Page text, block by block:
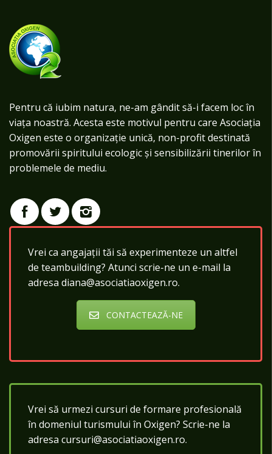
Pentru că iubim natura, ne-am gândit să-i facem loc în
viața noastră. Acesta este motivul pentru care Asociația
Oxigen este o organizație unică, non-profit destinată
promovării spiritului ecologic și sensibilizării tinerilor în
problemele de mediu.
Vrei ca angajații tăi să experimenteze un altfel
de teambuilding? Atunci scrie-ne un e-mail la
adresa diana@asociatiaoxigen.ro.
CONTACTEAZĂ-NE
Vrei să urmezi cursuri de formare profesională
în domeniul turismului în Oxigen? Scrie-ne la
adresa cursuri@asociatiaoxigen.ro.